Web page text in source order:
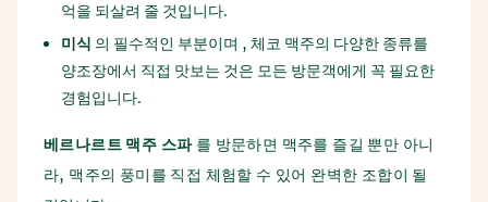
억을 되살려 줄 것입니다.
미식 의 필수적인 부분이며 , 체코 맥주의 다양한 종류를
양조장에서 직접 맛보는 것은 모든 방문객에게 꼭 필요한
경험입니다.
베르나르트 맥주 스파 를 방문하면 맥주를 즐길 뿐만 아니
라, 맥주의 풍미를 직접 체험할 수 있어 완벽한 조합이 될